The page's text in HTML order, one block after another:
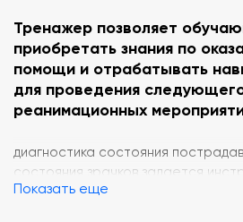
Тренажер позволяет
приобретать знания по
помощи и отрабатывать
для проведения
реанимационных
диагностика состояния
состояния зрачков задается
подготовка пострадавшего к
Показать еще